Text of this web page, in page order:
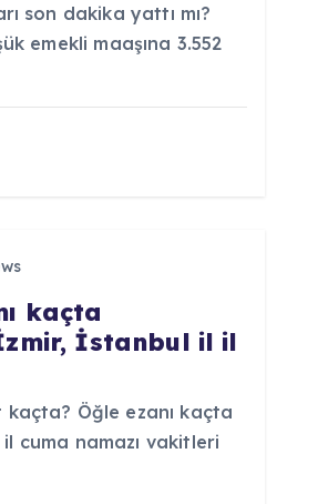
son dakika yattı mı?
emekli maaşına 3.552
kaçta
İstanbul il il
Öğle ezanı kaçta
cuma namazı vakitleri